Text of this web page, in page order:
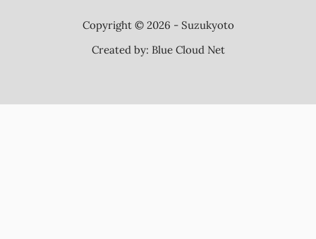
Copyright © 2026 - Suzukyoto
Created by: Blue Cloud Net